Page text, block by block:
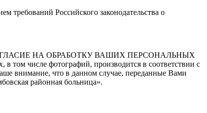
требований Российского законодательства о
НА ОБРАБОТКУ ВАШИХ ПЕРСОНАЛЬНЫХ
том числе фотографий, производится в соответствии с
внимание, что в данном случае, переданные Вами
районная больница».